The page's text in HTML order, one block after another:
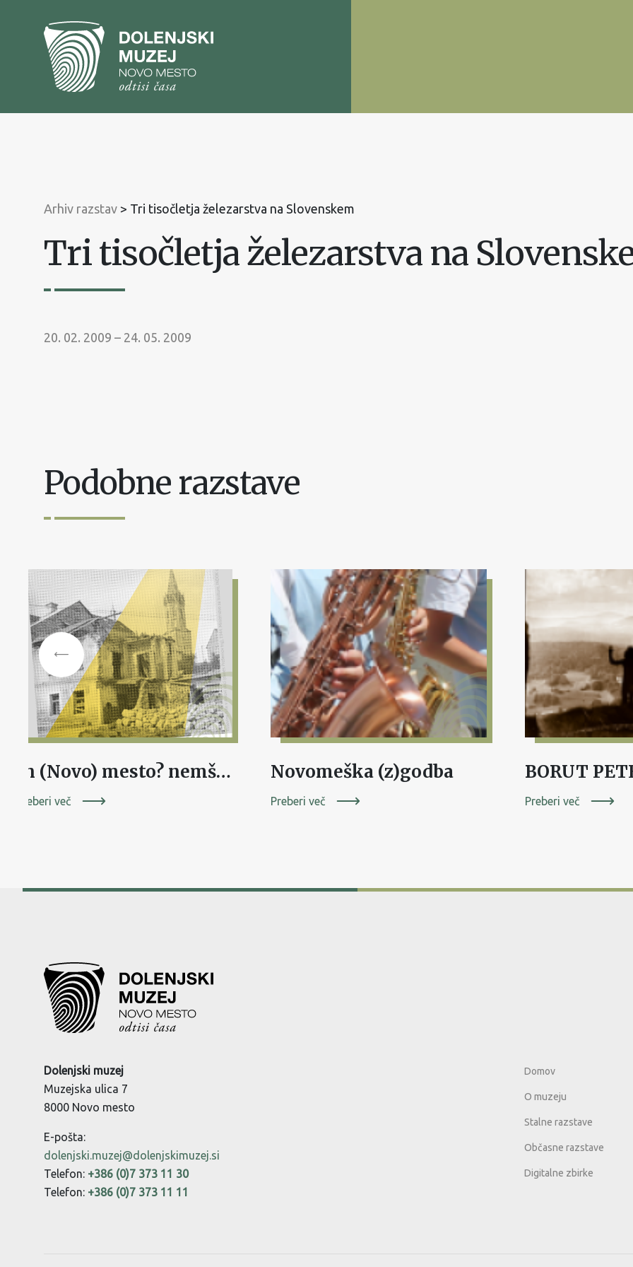
Na
Arhiv razstav > Tri tisočletja železarstva na Slovenskem
Tri tisočletja železarstva na
20. 02. 2009 – 24. 05. 2009
Podobne razstave
In (Novo) mesto? nemško bombardiranje. ruševine. obnova.
Preberi več
Novomeška (z)godba
Preberi več Preberi več
Dolenjski muzej
Muzejska ulica 7
8000 Novo mesto
E-pošta:
dolenjski.muzej@dolenjskimuzej.si
Telefon: +386 (0)7 373 11 30
Telefon: +386 (0)7 373 11 11
Domov
O muzeju
Stalne razstave
Občasne razstave
Digitalne zbirke